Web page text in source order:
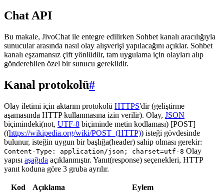
Chat API
Bu makale, JivoChat ile entegre edilirken Sohbet kanalı aracılığıyla
sunucular arasında nasıl olay alışverişi yapılacağını açıklar. Sohbet
kanalı eşzamansız çift yönlüdür, tam uygulama için olayları alıp
gönderebilen özel bir sunucu gereklidir.
Kanal protokolü#
Olay iletimi için aktarım protokolü HTTPS'dir (geliştirme
aşamasında HTTP kullanmasına izin verilir). Olay, JSON
biçimindeki(not, UTF-8 biçiminde metin kodlaması) [POST]
((https://wikipedia.org/wiki/POST_(HTTP)) isteği gövdesinde
bulunur, isteğin uygun bir başlığa(header) sahip olması gerekir:
Content-Type: application/json; charset=utf-8 Olay
yapısı aşağıda açıklanmıştır. Yanıt(response) seçenekleri, HTTP
yanıt koduna göre 3 gruba ayrılır.
Kod Açıklama Eylem